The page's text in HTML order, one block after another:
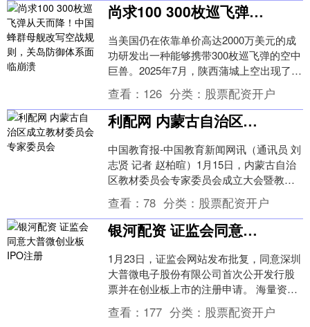
尚求100 300枚巡飞弹从天而降！中国蜂群母舰改写空战规则，关岛防御体系面临崩溃
当美国仍在依靠单价高达2000万美元的成
功研发出一种能够携带300枚巡飞弹的空中
巨兽。2025年7月，陕西蒲城上空出现了一
道银灰色的轨迹——翼展达到25米的。
这....
查看： 126 分类： 股票配资开户
利配网 内蒙古自治区成立教材委员会专家委员会
中国教育报-中国教育新闻网讯（通讯员 刘
志贤 记者 赵柏暄）1月15日，内蒙古自治
区教材委员会专家委员会成立大会暨教材
工作高质量发展研讨会在呼和浩特召开。
会议....
查看： 78 分类： 股票配资开户
银河配资 证监会同意大普微创业板IPO注册
1月23日，证监会网站发布批复，同意深圳
大普微电子股份有限公司首次公开发行股
票并在创业板上市的注册申请。 海量资
讯、精准解读，尽在新浪财经APP....
查看： 177 分类： 股票配资开户